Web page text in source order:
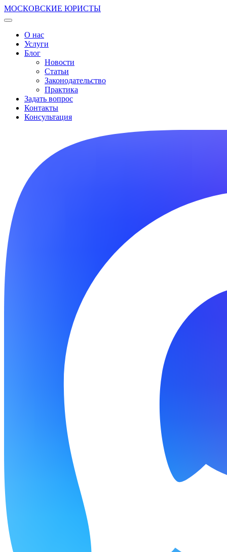
МОСКОВСКИЕ ЮРИСТЫ
О нас
Услуги
Блог
Новости
Статьи
Законодательство
Практика
Задать вопрос
Контакты
Консультация